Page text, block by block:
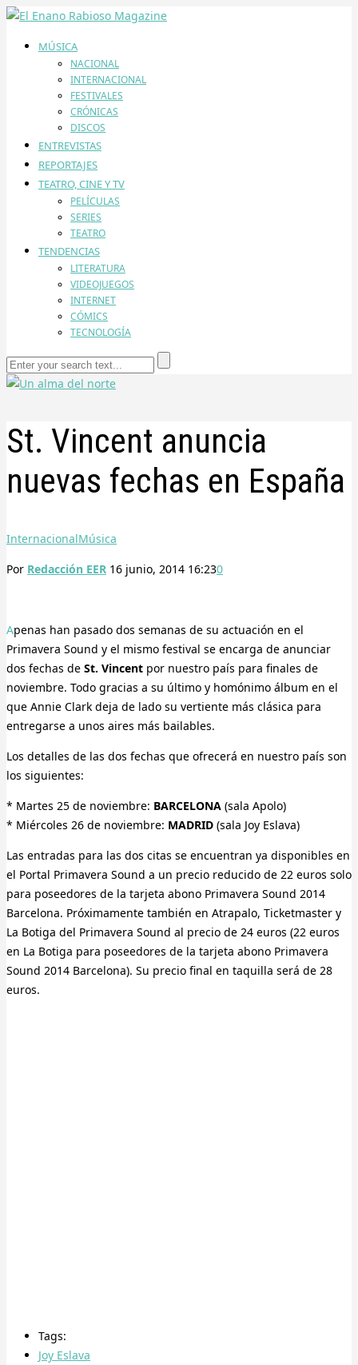
MÚSICA
NACIONAL
INTERNACIONAL
FESTIVALES
CRÓNICAS
DISCOS
ENTREVISTAS
REPORTAJES
TEATRO, CINE Y TV
PELÍCULAS
SERIES
TEATRO
TENDENCIAS
LITERATURA
VIDEOJUEGOS
INTERNET
CÓMICS
TECNOLOGÍA
St. Vincent anuncia
nuevas fechas en España
InternacionalMúsica
Por Redacción EER 16 junio, 2014 16:230
Apenas han pasado dos semanas de su actuación en el
Primavera Sound y el mismo festival se encarga de anunciar
dos fechas de St. Vincent por nuestro país para finales de
noviembre. Todo gracias a su último y homónimo álbum en el
que Annie Clark deja de lado su vertiente más clásica para
entregarse a unos aires más bailables.
Los detalles de las dos fechas que ofrecerá en nuestro país son
los siguientes:
* Martes 25 de noviembre: BARCELONA (sala Apolo)
* Miércoles 26 de noviembre: MADRID (sala Joy Eslava)
Las entradas para las dos citas se encuentran ya disponibles en
el Portal Primavera Sound a un precio reducido de 22 euros solo
para poseedores de la tarjeta abono Primavera Sound 2014
Barcelona. Próximamente también en Atrapalo, Ticketmaster y
La Botiga del Primavera Sound al precio de 24 euros (22 euros
en La Botiga para poseedores de la tarjeta abono Primavera
Sound 2014 Barcelona). Su precio final en taquilla será de 28
euros.
Tags:
Joy Eslava